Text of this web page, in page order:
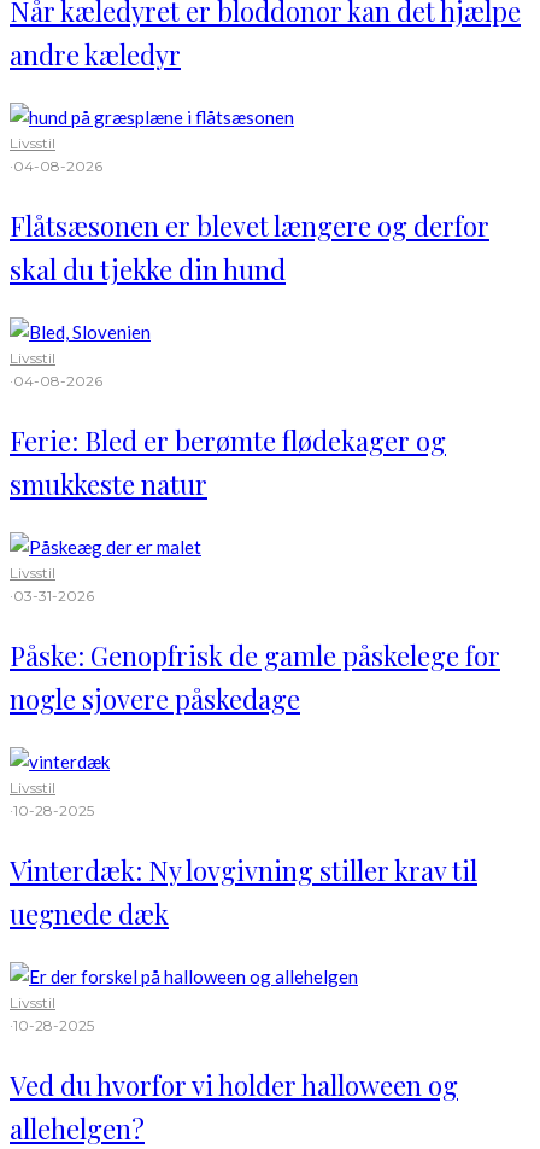
Når kæledyret er bloddonor kan det hjælpe
andre kæledyr
Livsstil
·04-08-2026
Flåtsæsonen er blevet længere og derfor
skal du tjekke din hund
Livsstil
·04-08-2026
Ferie: Bled er berømte flødekager og
smukkeste natur
Livsstil
·03-31-2026
Påske: Genopfrisk de gamle påskelege for
nogle sjovere påskedage
Livsstil
·10-28-2025
Vinterdæk: Ny lovgivning stiller krav til
uegnede dæk
Livsstil
·10-28-2025
Ved du hvorfor vi holder halloween og
allehelgen?